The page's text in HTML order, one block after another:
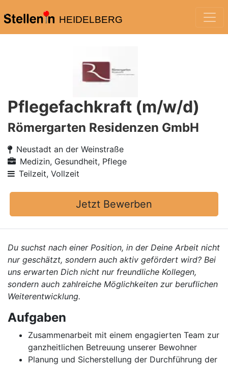
HEIDELBERG
Pflegefachkraft (m/w/d)
Römergarten Residenzen GmbH
Neustadt an der Weinstraße
Medizin, Gesundheit, Pflege
Teilzeit, Vollzeit
Jetzt Bewerben
Du suchst nach einer Position, in der Deine Arbeit nicht
nur geschätzt, sondern auch aktiv gefördert wird? Bei
uns erwarten Dich nicht nur freundliche Kollegen,
sondern auch zahlreiche Möglichkeiten zur beruflichen
Weiterentwicklung.
Aufgaben
Zusammenarbeit mit einem engagierten Team zur
ganzheitlichen Betreuung unserer Bewohner
Planung und Sicherstellung der Durchführung der